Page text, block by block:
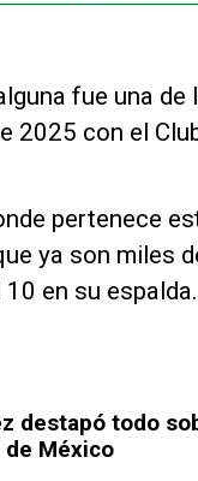
fue una
2025 con el
pertenece
ya son miles
en su espalda.
destapó todo
México